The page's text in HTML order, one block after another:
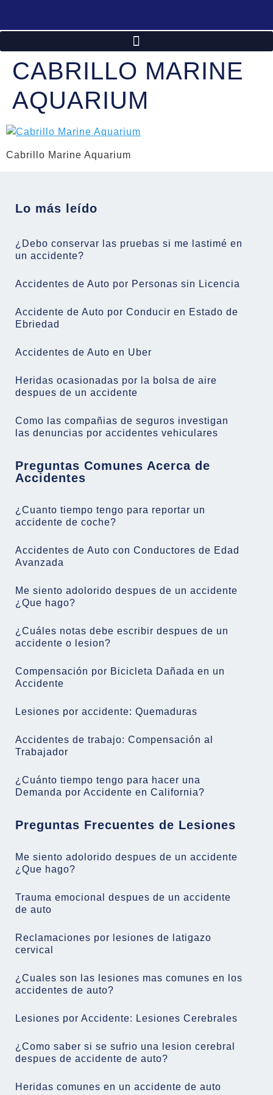
CABRILLO MARINE
AQUARIUM
Cabrillo Marine Aquarium
Lo más leído
¿Debo conservar las pruebas si me lastimé en
un accidente?
Accidentes de Auto por Personas sin Licencia
Accidente de Auto por Conducir en Estado de
Ebriedad
Accidentes de Auto en Uber
Heridas ocasionadas por la bolsa de aire
despues de un accidente
Como las compañias de seguros investigan
las denuncias por accidentes vehiculares
Preguntas Comunes Acerca de
Accidentes
¿Cuanto tiempo tengo para reportar un
accidente de coche?
Accidentes de Auto con Conductores de Edad
Avanzada
Me siento adolorido despues de un accidente
¿Que hago?
¿Cuáles notas debe escribir despues de un
accidente o lesion?
Compensación por Bicicleta Dañada en un
Accidente
Lesiones por accidente: Quemaduras
Accidentes de trabajo: Compensación al
Trabajador
¿Cuánto tiempo tengo para hacer una
Demanda por Accidente en California?
Preguntas Frecuentes de Lesiones
Me siento adolorido despues de un accidente
¿Que hago?
Trauma emocional despues de un accidente
de auto
Reclamaciones por lesiones de latigazo
cervical
¿Cuales son las lesiones mas comunes en los
accidentes de auto?
Lesiones por Accidente: Lesiones Cerebrales
¿Como saber si se sufrio una lesion cerebral
despues de accidente de auto?
Heridas comunes en un accidente de auto